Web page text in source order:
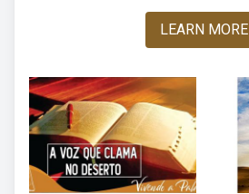
LEARN MORE